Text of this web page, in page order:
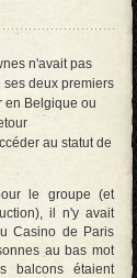
n'avait pas
deux premiers
en Belgique ou
au statut de
le groupe (et
il n'y avait
Casino de Paris
au bas mot
balcons étaient